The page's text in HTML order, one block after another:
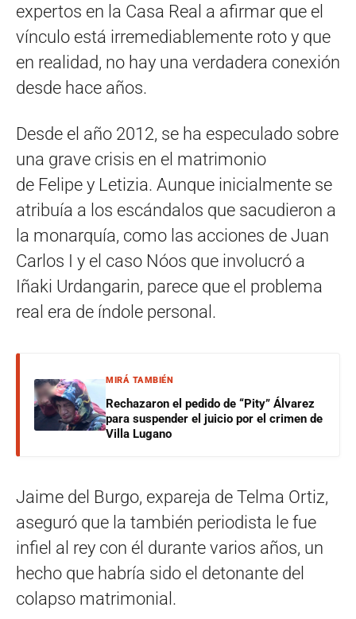
expertos en la Casa Real a afirmar que el
vínculo está irremediablemente roto y que
en realidad, no hay una verdadera conexión
desde hace años.
Desde el año 2012, se ha especulado sobre
una grave crisis en el matrimonio
de Felipe y Letizia. Aunque inicialmente se
atribuía a los escándalos que sacudieron a
la monarquía, como las acciones de Juan
Carlos I y el caso Nóos que involucró a
Iñaki Urdangarin, parece que el problema
real era de índole personal.
MIRÁ TAMBIÉN
Rechazaron el pedido de “Pity” Álvarez
para suspender el juicio por el crimen de
Villa Lugano
Jaime del Burgo, expareja de Telma Ortiz,
aseguró que la también periodista le fue
infiel al rey con él durante varios años, un
hecho que habría sido el detonante del
colapso matrimonial.